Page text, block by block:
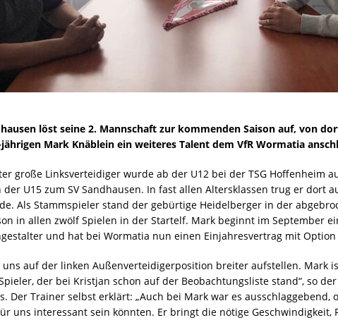
löst seine 2. Mannschaft zur kommenden Saison auf, von
Mark Knäblein ein weiteres Talent dem VfR Wormatia
große Linksverteidiger wurde ab der U12 bei der TSG Hoffenheim
der U15 zum SV Sandhausen. In fast allen Altersklassen trug er dort
Als Stammspieler stand der gebürtige Heidelberger in der
in allen zwölf Spielen in der Startelf. Mark beginnt im September
und hat bei Wormatia nun einen Einjahresvertrag mit
uns auf der linken Außenverteidigerposition breiter aufstellen. Mark
der bei Kristjan schon auf der Beobachtungsliste stand“, so
Der Trainer selbst erklärt: „Auch bei Mark war es ausschlaggebend,
uns interessant sein könnten. Er bringt die nötige Geschwindigkeit,